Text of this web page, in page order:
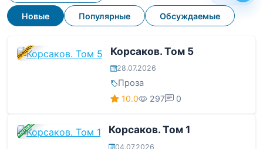
Новые Популярные Обсуждаемые
В ПРОЦЕССЕ Корсаков. Том 5
28.07.2026
Проза
10.0 297 0
ЗАВЕРШЕНА Корсаков. Том 1
04.07.2026